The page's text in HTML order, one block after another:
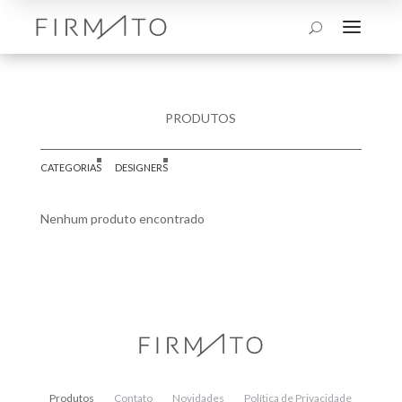
U a
PRODUTOS
CATEGORIAS DESIGNERS
Nenhum produto encontrado
Produtos Contato Novidades
Política de Privacidade